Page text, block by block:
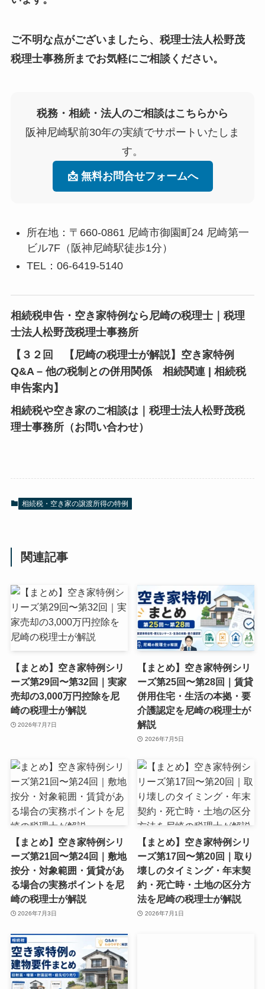
ご不明な点がございましたら、税理士法人松野茂
税理士事務所までお気軽にご相談ください。
税務・相続・法人のご相談はこちらから
阪神尼崎駅前30年の実績でサポートいたしま
す。
📩 無料お問合せフォームへ
所在地：〒660-0861 尼崎市御園町24 尼崎第一
ビル7F（阪神尼崎駅徒歩1分）
TEL：06-6419-5140
相続税申告・空き家特例なら尼崎の税理士｜税理
士法人松野茂税理士事務所
【３２回 【尼崎の税理士が解説】空き家特例
Q&A – 他の税制との併用関係 相続関連 | 相続税
申告案内】
相続税や空き家のご相談は｜税理士法人松野茂税
理士事務所（お問い合わせ）
相続税・空き家の譲渡所得の特例
関連記事
【まとめ】空き家特例シリ
ーズ第29回〜第32回｜実家
売却の3,000万円控除を尼
崎の税理士が解説
2026年7月7日
【まとめ】空き家特例シリ
ーズ第25回〜第28回｜賃貸
併用住宅・生活の本拠・要
介護認定を尼崎の税理士が
解説
2026年7月5日
【まとめ】空き家特例シリ
ーズ第21回〜第24回｜敷地
按分・対象範囲・賃貸があ
る場合の実務ポイントを尼
崎の税理士が解説
2026年7月3日
【まとめ】空き家特例シリ
ーズ第17回〜第20回｜取り
壊しのタイミング・年末契
約・死亡時・土地の区分方
法を尼崎の税理士が解説
2026年7月1日